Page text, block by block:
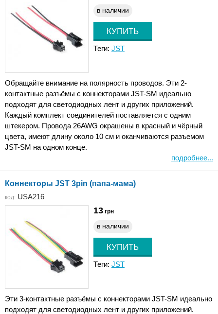
в наличии
Теги: JST
Обращайте внимание на полярность проводов. Эти 2-
контактные разъёмы с коннекторами JST-SM идеально
подходят для светодиодных лент и других приложений.
Каждый комплект соединителей поставляется с одним
штекером. Провода 26AWG окрашены в красный и чёрный
цвета, имеют длину около 10 см и оканчиваются разъемом
JST-SM на одном конце.
подробнее...
Коннекторы JST 3pin (папа-мама)
код: USA216
13 грн
в наличии
Теги: JST
Эти 3-контактные разъёмы с коннекторами JST-SM идеально
подходят для светодиодных лент и других приложений.